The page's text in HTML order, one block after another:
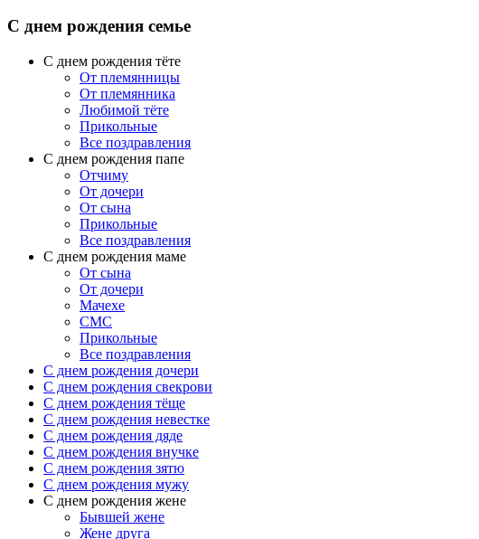
С днем рождения семье
С днем рождения тёте
От племянницы
От племянника
Любимой тёте
Прикольные
Все поздравления
C днем рождения папе
Отчиму
От дочери
От сына
Прикольные
Все поздравления
С днем рождения маме
От сына
От дочери
Мачехе
СМС
Прикольные
Все поздравления
C днем рождения дочери
C днем рождения свекрови
C днем рождения тёще
C днем рождения невестке
C днем рождения дяде
C днем рождения внучке
C днем рождения зятю
C днем рождения мужу
С днем рождения жене
Бывшей жене
Жене друга